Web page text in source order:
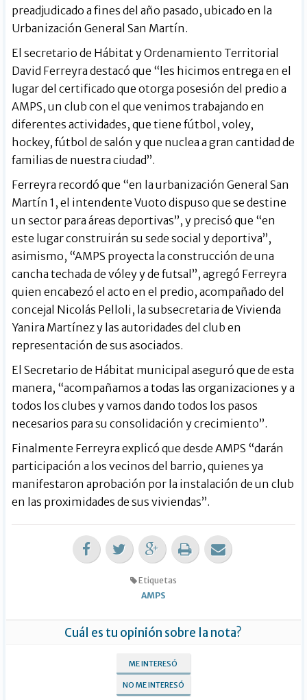
preadjudicado a fines del año pasado, ubicado en la
Urbanización General San Martín.
El secretario de Hábitat y Ordenamiento Territorial
David Ferreyra destacó que “les hicimos entrega en el
lugar del certificado que otorga posesión del predio a
AMPS, un club con el que venimos trabajando en
diferentes actividades, que tiene fútbol, voley,
hockey, fútbol de salón y que nuclea a gran cantidad de
familias de nuestra ciudad”.
Ferreyra recordó que “en la urbanización General San
Martín 1, el intendente Vuoto dispuso que se destine
un sector para áreas deportivas”, y precisó que “en
este lugar construirán su sede social y deportiva”,
asimismo, “AMPS proyecta la construcción de una
cancha techada de vóley y de futsal”, agregó Ferreyra
quien encabezó el acto en el predio, acompañado del
concejal Nicolás Pelloli, la subsecretaria de Vivienda
Yanira Martínez y las autoridades del club en
representación de sus asociados.
El Secretario de Hábitat municipal aseguró que de esta
manera, “acompañamos a todas las organizaciones y a
todos los clubes y vamos dando todos los pasos
necesarios para su consolidación y crecimiento”.
Finalmente Ferreyra explicó que desde AMPS “darán
participación a los vecinos del barrio, quienes ya
manifestaron aprobación por la instalación de un club
en las proximidades de sus viviendas”.
Etiquetas
AMPS
Cuál es tu opinión sobre la nota?
ME INTERESÓ
NO ME INTERESÓ